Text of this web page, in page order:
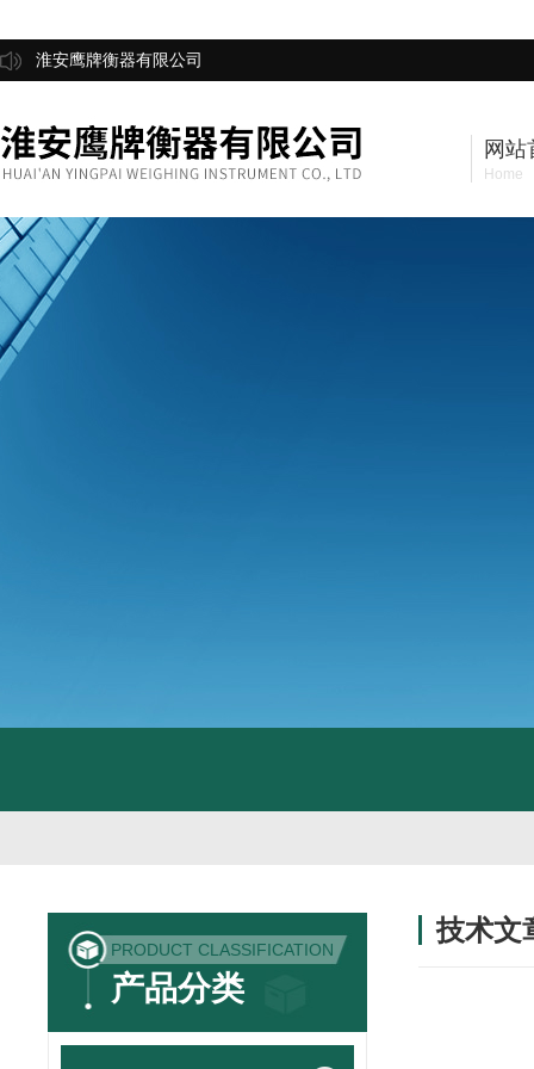
淮安鹰牌衡器有限公司
网站
Home
技术文
PRODUCT CLASSIFICATION
产品分类